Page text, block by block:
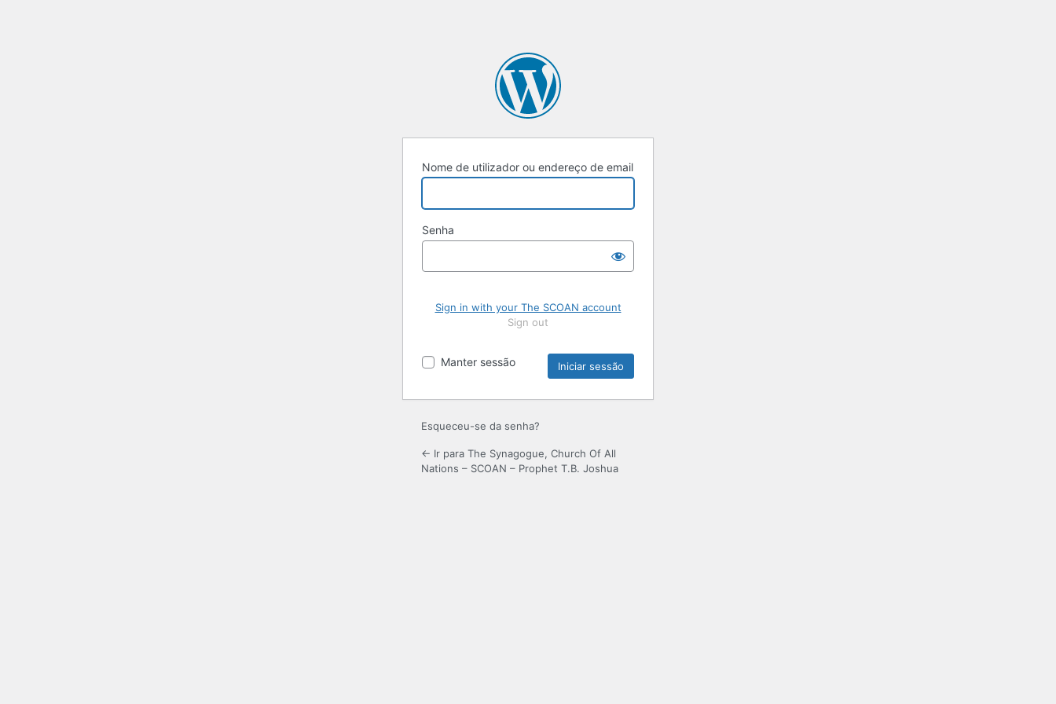
Nome de utilizador ou endereço de email
Senha
Sign in with your The SCOAN account
Sign out
Manter sessão
Esqueceu-se da senha?
← Ir para The Synagogue, Church Of All
Nations – SCOAN – Prophet T.B. Joshua